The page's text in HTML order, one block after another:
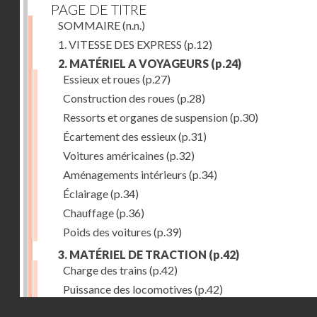
PAGE DE TITRE
SOMMAIRE(n.n.)
1. VITESSE DES EXPRESS (p.12)
2. MATÉRIEL A VOYAGEURS (p.24)
Essieux et roues (p.27)
Construction des roues (p.28)
Ressorts et organes de suspension(p.30)
Écartement des essieux(p.31)
Voitures américaines (p.32)
Aménagements intérieurs (p.34)
Éclairage(p.34)
Chauffage(p.36)
Poids des voitures (p.39)
3. MATÉRIEL DE TRACTION (p.42)
Charge des trains (p.42)
Puissance des locomotives (p.42)